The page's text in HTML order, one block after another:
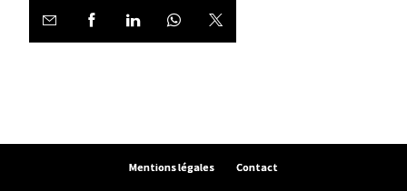
Mentions légales Contact